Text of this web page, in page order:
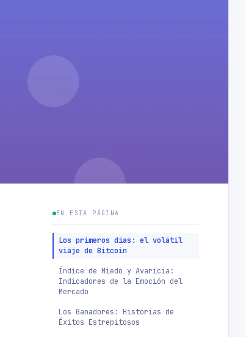
EN ESTA PÁGINA
Los primeros días: el volátil
viaje de Bitcoin
Índice de Miedo y Avaricia:
Indicadores de la Emoción del
Mercado
Los Ganadores: Historias de
Éxitos Estrepitosos